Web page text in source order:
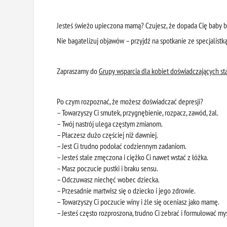
Jesteś świeżo upieczona mamą? Czujesz, że dopada Cię baby
Nie bagatelizuj objawów – przyjdź na spotkanie ze
Zapraszamy doGrupy wsparcia dla kobiet doświadczających
Po czym rozpoznać, że możesz doświadczać depresji?
– Towarzyszy Ci smutek, przygnębienie, rozpacz, zawód, żal.
– Twój nastrój ulega częstym zmianom.
– Płaczesz dużo częściej niż dawniej.
– Jest Ci trudno podołać codziennym zadaniom.
– Jesteś stale zmęczona i ciężko Ci nawet wstać z łóżka.
– Masz poczucie pustki i braku sensu.
– Odczuwasz niechęć wobec dziecka.
– Przesadnie martwisz się o dziecko i jego zdrowie.
– Towarzyszy Ci poczucie winy i źle się oceniasz jako mamę.
– Jesteś często rozproszona, trudno Ci zebrać i formułować